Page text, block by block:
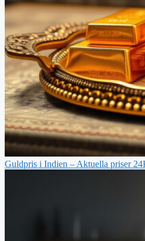
Guldpris i Indien – Aktuella priser